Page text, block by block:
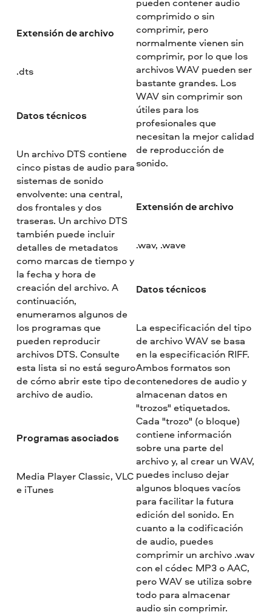
Extensión de archivo
.dts
Datos técnicos
Un archivo DTS contiene
cinco pistas de audio para
sistemas de sonido
envolvente: una central,
dos frontales y dos
traseras. Un archivo DTS
también puede incluir
detalles de metadatos
como marcas de tiempo y
la fecha y hora de
creación del archivo. A
continuación,
enumeramos algunos de
los programas que
pueden reproducir
archivos DTS. Consulte
esta lista si no está seguro
de cómo abrir este tipo de
archivo de audio.
Programas asociados
Media Player Classic, VLC
e iTunes
comprimido o sin
comprimir, pero
normalmente vienen sin
comprimir, por lo que los
archivos WAV pueden ser
bastante grandes. Los
WAV sin comprimir son
útiles para los
profesionales que
necesitan la mejor calidad
de reproducción de
sonido.
Extensión de archivo
.wav, .wave
Datos técnicos
La especificación del tipo
de archivo WAV se basa
en la especificación RIFF.
Ambos formatos son
contenedores de audio y
almacenan datos en
"trozos" etiquetados.
Cada "trozo" (o bloque)
contiene información
sobre una parte del
archivo y, al crear un WAV,
puedes incluso dejar
algunos bloques vacíos
para facilitar la futura
edición del sonido. En
cuanto a la codificación
de audio, puedes
comprimir un archivo .wav
con el códec MP3 o AAC,
pero WAV se utiliza sobre
todo para almacenar
audio sin comprimir.